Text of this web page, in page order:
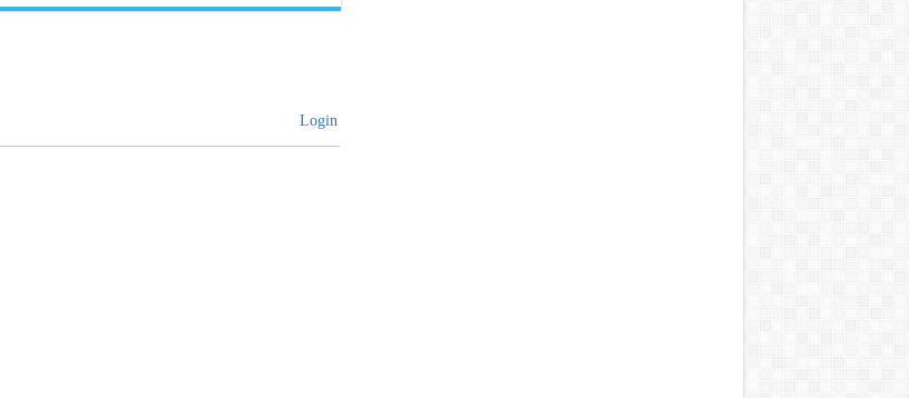
Login